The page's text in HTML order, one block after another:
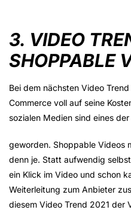
3. VIDEO
SHOPPABLE
Bei dem nächsten Video
Commerce voll auf seine
sozialen Medien sind eines
geworden. Shoppable Videos
denn je. Statt aufwendig
ein Klick im Video und schon
Weiterleitung zum Anbieter
diesem Video Trend 2021 der